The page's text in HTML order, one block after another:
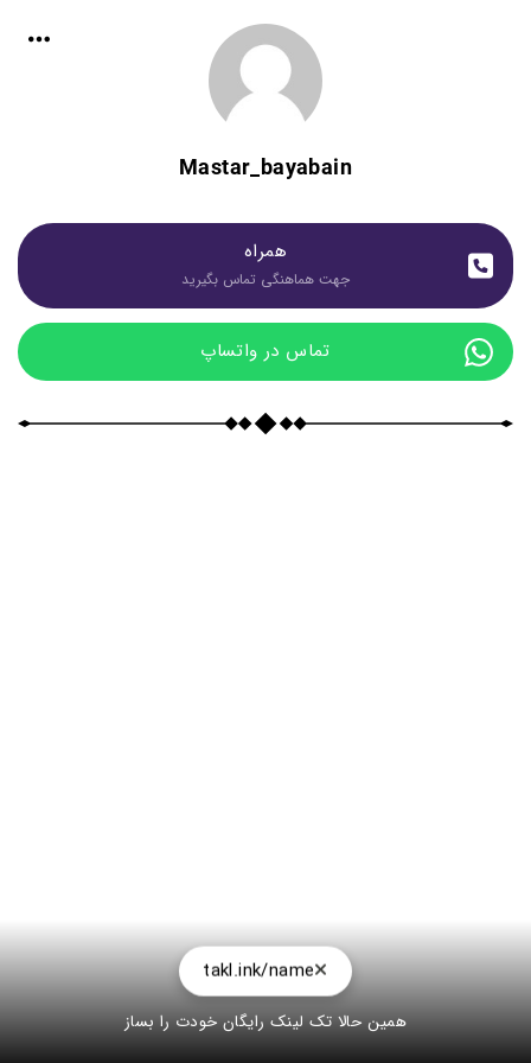
Mastar_bayabain
همراه
جهت هماهنگی تماس بگیرید
تماس در واتساپ
takl.ink/name
همین حالا تک لینک رایگان خودت را بساز